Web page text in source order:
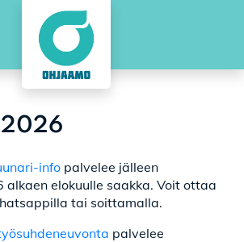
info palvelee jälleen
alkaen elokuulle saakka. Voit ottaa
tai soittamalla.
palvelee